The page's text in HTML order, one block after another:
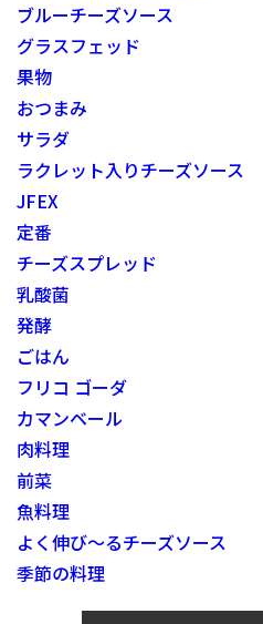
ブルーチーズソース
グラスフェッド
果物
おつまみ
サラダ
ラクレット入りチーズソース
JFEX
定番
チーズスプレッド
乳酸菌
発酵
ごはん
フリコ ゴーダ
カマンベール
肉料理
前菜
魚料理
よく伸び～るチーズソース
季節の料理